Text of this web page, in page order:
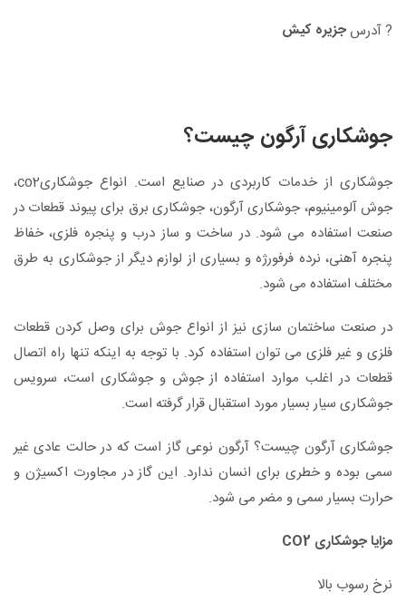
? آدرس جزیره کیش
جوشکاری آرگون چیست؟
جوشکاری از خدمات کاربردی در صنایع است. انواع جوشکاریco2،
جوش آلومینیوم، جوشکاری آرگون، جوشکاری برق برای پیوند قطعات در
صنعت استفاده می شود. در ساخت و ساز درب و پنجره فلزی، خفاظ
پنجره آهنی، نرده فرفورژه و بسیاری از لوازم دیگر از جوشکاری به طرق
مختلف استفاده می شود.
در صنعت ساختمان سازی نیز از انواع جوش برای وصل کردن قطعات
فلزی و غیر فلزی می توان استفاده کرد. با توجه به اینکه تنها راه اتصال
قطعات در اغلب موارد استفاده از جوش و جوشکاری است، سرویس
جوشکاری سیار بسیار مورد استقبال قرار گرفته است.
جوشکاری آرگون چیست؟ آرگون نوعی گاز است که در حالت عادی غیر
سمی بوده و خطری برای انسان ندارد. این گاز در مجاورت اکسیژن و
حرارت بسیار سمی و مضر می شود.
مزایا جوشکاری CO2
نرخ رسوب بالا